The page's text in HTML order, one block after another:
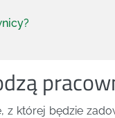
której będzie